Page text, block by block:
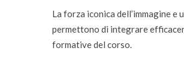
La forza iconica dell’immagine e
permettono di integrare
formative del corso.